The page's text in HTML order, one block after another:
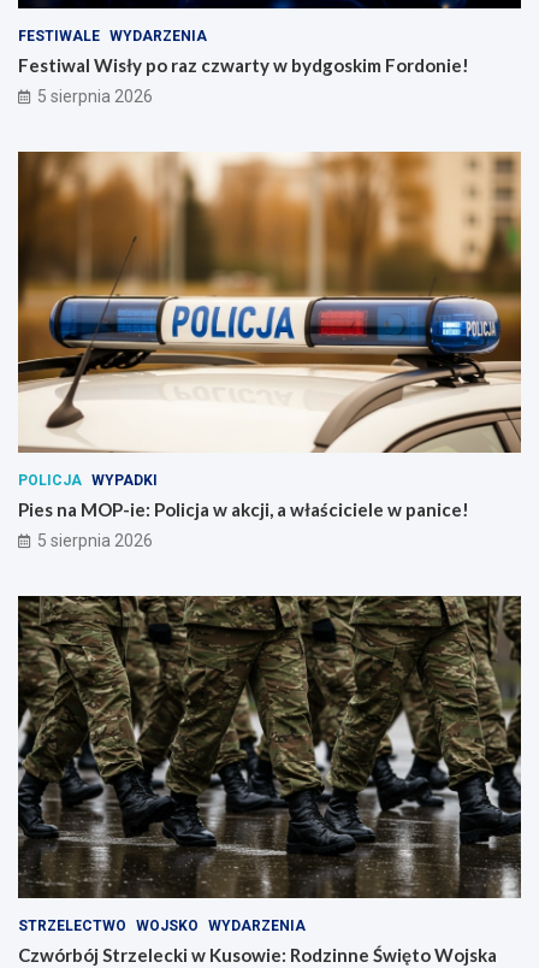
FESTIWALE WYDARZENIA
Festiwal Wisły po raz czwarty w bydgoskim Fordonie!
5 sierpnia 2026
POLICJA WYPADKI
Pies na MOP-ie: Policja w akcji, a właściciele w panice!
5 sierpnia 2026
STRZELECTWO WOJSKO WYDARZENIA
Czwórbój Strzelecki w Kusowie: Rodzinne Święto Wojska